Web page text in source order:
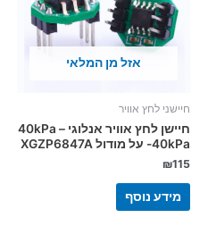
אזל מן המלאי
חיישני לחץ אוויר
חיישן לחץ אוויר אנלוגי 40kPa –
40kPa- על מודול XGZP6847A
₪115
מידע נוסף